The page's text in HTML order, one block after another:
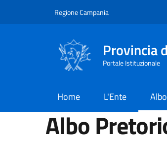
Regione Campania
Provincia
Portale Istituzionale
Home L'Ente
Albo